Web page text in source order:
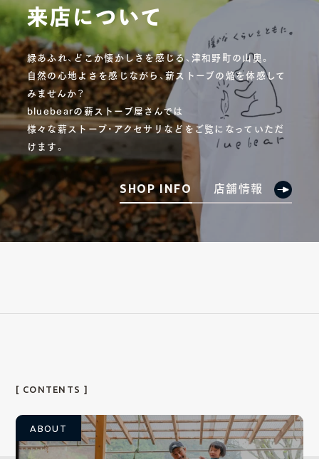
来店について
緑あふれ、どこか懐かしさを感じる、津和野町の山奥。
自然の心地よさを感じながら、薪ストーブの焔を体感して
みませんか？
bluebearの薪ストーブ屋さんでは
様々な薪ストーブ・アクセサリなどをご覧になっていただ
けます。
SHOP INFO 店舗情報
[ CONTENTS ]
ABOUT